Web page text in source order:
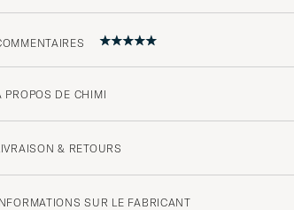
PROPOS DE CHIMI
& RETOURS
SUR LE FABRICANT